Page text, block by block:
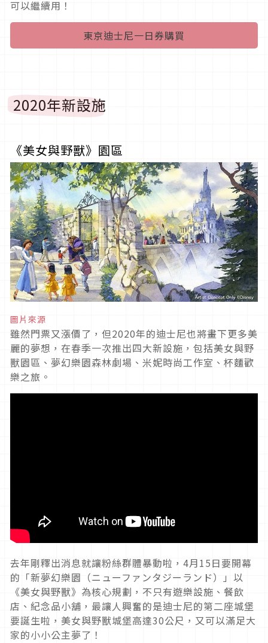
可以繼續用！
東京迪士尼一日券購買
2020年新設施
《美女與野獸》園區
圖片來源
雖然門票又漲價了，但2020年的迪士尼也將畫下更多美
麗的夢想，在春季一次推出四大新設施，包括美女與野
獸園區、夢幻樂園森林劇場、米妮時尚工作室、杯麵歡
樂之旅。
去年剛釋出消息就讓粉絲群體暴動啦，4月15日要開幕
的「新夢幻樂園（ニューファンタジーランド）」以
《美女與野獸》為核心規劃，不只有遊樂設施、餐飲
店、紀念品小舖，最讓人興奮的是迪士尼的第二座城堡
要誕生啦，美女與野獸城堡高達30公尺，又可以滿足大
家的小小公主夢了！